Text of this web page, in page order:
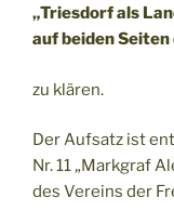
„Triesdorf als
auf beiden
zu klären.
Der Aufsatz ist
Nr. 11 „Markgraf
des Vereins der